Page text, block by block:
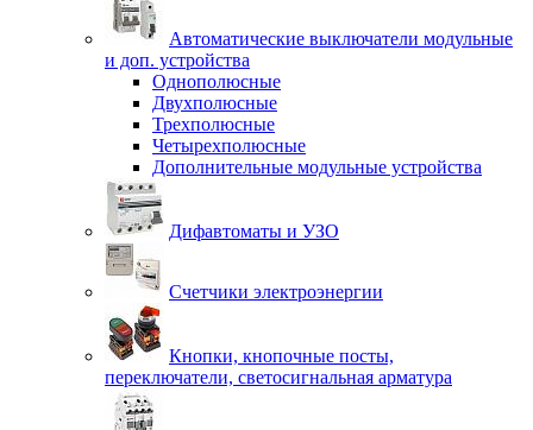
Автоматические выключатели модульные
и доп. устройства
Однополюсные
Двухполюсные
Трехполюсные
Четырехполюсные
Дополнительные модульные устройства
Дифавтоматы и УЗО
Счетчики электроэнергии
Кнопки, кнопочные посты,
переключатели, светосигнальная арматура